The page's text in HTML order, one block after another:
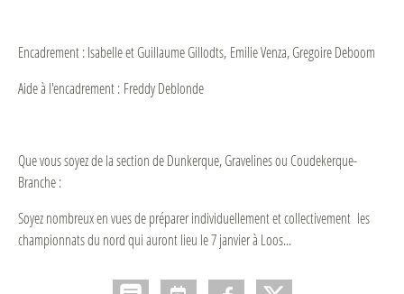
Encadrement : Isabelle et Guillaume Gillodts, Emilie Venza, Gregoire Deboom
Aide à l'encadrement : Freddy Deblonde
Que vous soyez de la section de Dunkerque, Gravelines ou Coudekerque-
Branche :
Soyez nombreux en vues de préparer individuellement et collectivement les
championnats du nord qui auront lieu le 7 janvier à Loos...